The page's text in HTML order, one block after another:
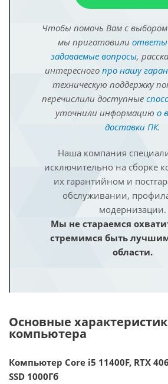
Чтобы помочь Вам с
мы приготовили ответы
задаваемые вопросы,
интересного про нашу
техническую поддержку
перечислили доступные
уточнили информацию о
доставки ПК.
Наша компания
исключительно на сборке
их гарантийном и
обслуживании,
модернизации.
Мы не стараемся
стремимся быть
области.
Основные
компьютера
Компьютер Core i5 11400F, RTX
SSD 1000Гб